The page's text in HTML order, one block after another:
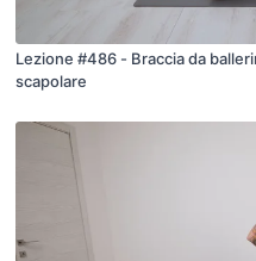
Lezione #486 - Braccia da
scapolare